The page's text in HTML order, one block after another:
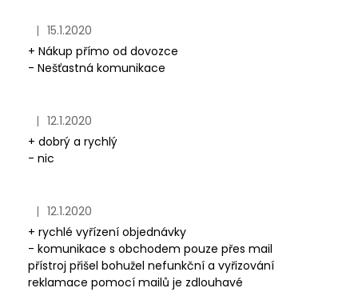
Hodnocení obchodu je 5 z 5 hvězdiček.
| 15.1.2020
+ Nákup přímo od dovozce
- Nešťastná komunikace
Hodnocení obchodu je 5 z 5 hvězdiček.
| 12.1.2020
+ dobrý a rychlý
- nic
Hodnocení obchodu je 4 z 5 hvězdiček.
| 12.1.2020
+ rychlé vyřízení objednávky
- komunikace s obchodem pouze přes mail
přístroj přišel bohužel nefunkční a vyřizování
reklamace pomocí mailů je zdlouhavé